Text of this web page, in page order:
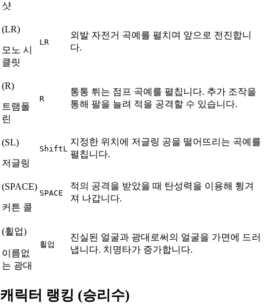
샷
(LR)
모노 시
클릿
LR
외발 자전거 곡예를 펼치며 앞으로 전진합니
다.
(R)
트램폴
린
R
통통 튀는 점프 곡예를 펼칩니다. 추가 조작을
통해 팔을 늘려 적을 공격할 수 있습니다.
(SL)
저글링
ShiftL
지정한 위치에 저글링 공을 떨어뜨리는 곡예를
펼칩니다.
(SPACE)
커튼 콜
SPACE
적의 공격을 받았을 때 탄성력을 이용해 튕겨
져 나갑니다.
(휠업)
이름없
는 광대
휠업
진실된 얼굴과 광대로써의 얼굴을 가면에 드러
냅니다. 치명타가 증가합니다.
캐릭터 랭킹 (승리수)